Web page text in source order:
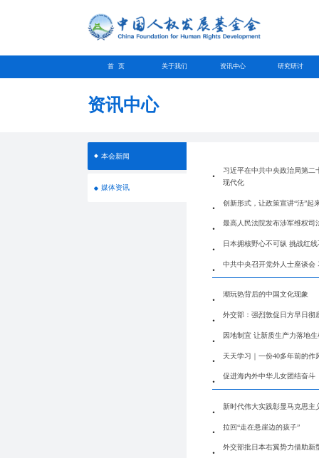
首 页 关于我们 资讯中心 研究研讨
资讯中心
本会新闻
媒体资讯
习近平在中共中央政治局第二
现代化
创新形式，让政策宣讲“活”起
最高人民法院发布涉军维权司
日本拥核野心不可纵 挑战红
中共中央召开党外人士座谈会
潮玩热背后的中国文化现象
外交部：强烈敦促日方早日彻
因地制宜 让新质生产力落地生
天天学习｜一份40多年前的作
促进海内外中华儿女团结奋斗
新时代伟大实践彰显马克思主
拉回“走在悬崖边的孩子”
外交部批日本右翼势力借助新